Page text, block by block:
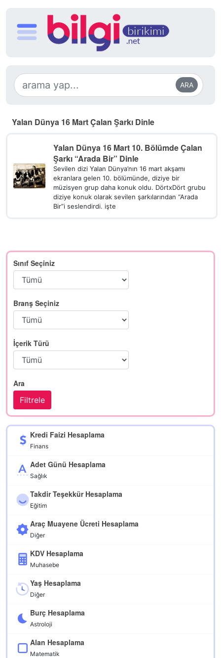
ARA
Yalan Dünya 16 Mart Çalan Şarkı Dinle
Yalan Dünya 16 Mart 10. Bölümde Çalan
Şarkı “Arada Bir” Dinle
Sevilen dizi Yalan Dünya’nın 16 mart akşamı
ekranlara gelen 10. bölümünde, diziye bir
müzisyen grup daha konuk oldu. DörtxDört grubu
diziye konuk olarak sevilen şarkılarından “Arada
Bir”i seslendirdi. işte
Sınıf Seçiniz
Branş Seçiniz
İçerik Türü
Ara
Kredi Faizi Hesaplama
Finans
Adet Günü Hesaplama
Sağlık
Takdir Teşekkür Hesaplama
Eğitim
Araç Muayene Ücreti Hesaplama
Diğer
KDV Hesaplama
Muhasebe
Yaş Hesaplama
Diğer
Burç Hesaplama
Astroloji
Alan Hesaplama
Matematik